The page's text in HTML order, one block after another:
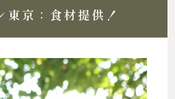
東京：食材提供！